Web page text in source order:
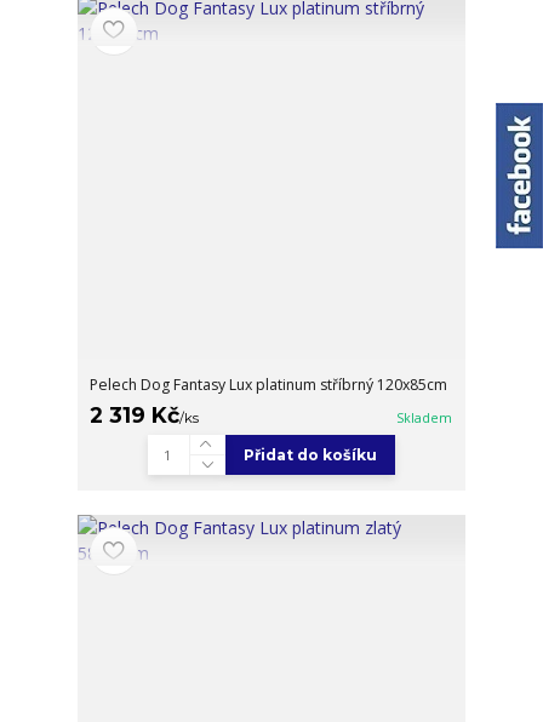
Pelech Dog Fantasy Lux platinum stříbrný 120x85cm
2 319 Kč/ks Skladem
Přidat do košíku